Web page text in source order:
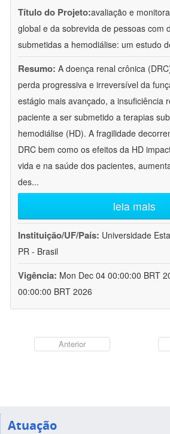
Título do Projeto:avaliação e
global e da sobrevida de pessoas com
submetidas a hemodiálise: um estudo
Resumo: A doença renal crônica
perda progressiva e irreversível da
estágio mais avançado, a insuficiência
paciente a ser submetido a terapias
hemodiálise (HD). A fragilidade
DRC bem como os efeitos da HD
vida e na saúde dos pacientes,
des...
leia mais
Instituição/UF/País: Universidade
PR - Brasil
Vigência: Mon Dec 04 00:00:00 BRT
00:00:00 BRT 2026
Anterior
Atuação